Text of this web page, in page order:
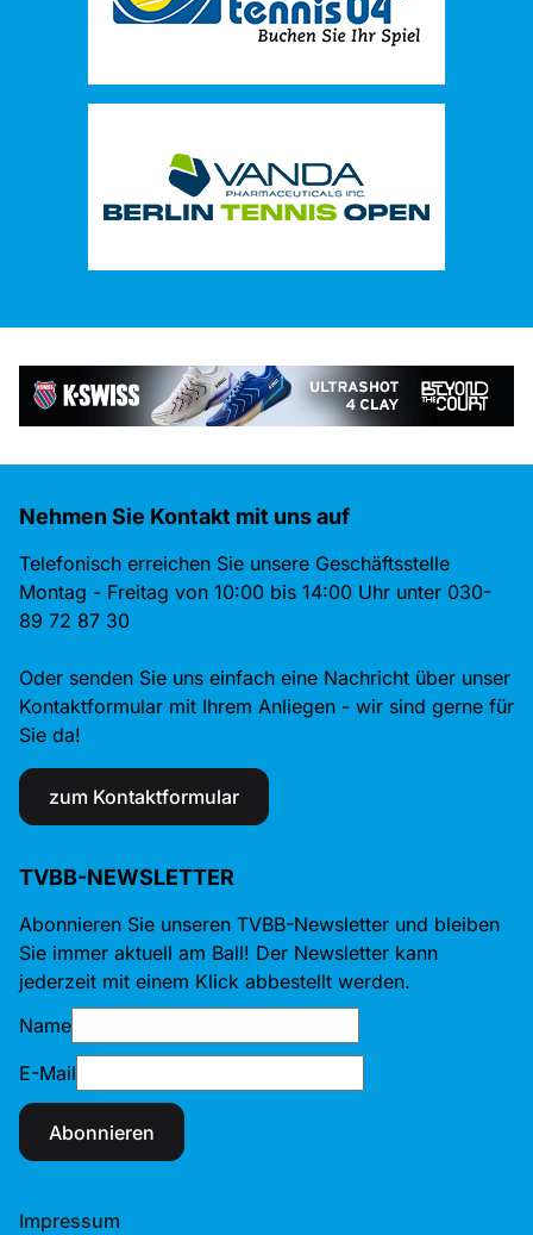
Nehmen Sie Kontakt mit uns auf
Telefonisch erreichen Sie unsere Geschäftsstelle
Montag - Freitag von 10:00 bis 14:00 Uhr unter 030-
89 72 87 30
Oder senden Sie uns einfach eine Nachricht über unser
Kontaktformular mit Ihrem Anliegen - wir sind gerne für
Sie da!
zum Kontaktformular
TVBB-NEWSLETTER
Abonnieren Sie unseren TVBB-Newsletter und bleiben
Sie immer aktuell am Ball! Der Newsletter kann
jederzeit mit einem Klick abbestellt werden.
Name
E-Mail
Abonnieren
Impressum